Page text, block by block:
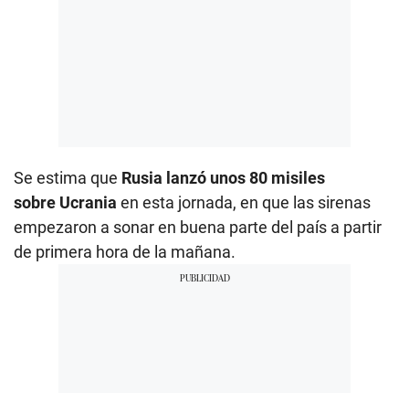
Se estima que Rusia lanzó unos 80 misiles
sobre Ucrania en esta jornada, en que las sirenas
empezaron a sonar en buena parte del país a partir
de primera hora de la mañana.